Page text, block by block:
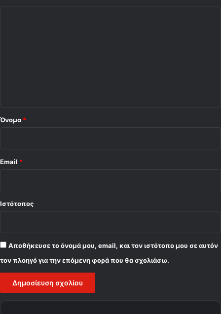
Όνομα *
Email *
Ιστότοπος
Αποθήκευσε το όνομά μου, email, και τον ιστότοπο μου σε αυτόν
τον πλοηγό για την επόμενη φορά που θα σχολιάσω.